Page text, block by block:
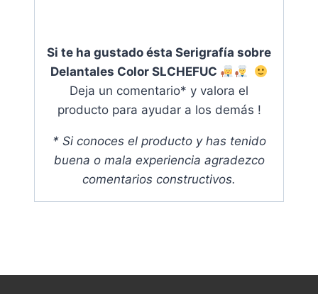
Si te ha gustado ésta Serigrafía sobre
Delantales Color SLCHEFUC
Deja un comentario* y valora el
producto para ayudar a los demás !
* Si conoces el producto y has tenido
buena o mala experiencia agradezco
comentarios constructivos.